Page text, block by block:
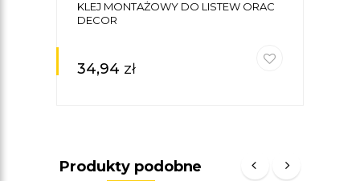
KLEJ MONTAŻOWY DO LISTEW ORAC
DECOR
34,94 zł
Produkty podobne